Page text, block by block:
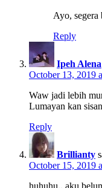
Ayo, segera
Reply
Ipeh Alena
October 13, 2019
Waw jadi lebih
Lumayan kan
Reply
Brillianty
October 15, 2019
huhuhu.. aku